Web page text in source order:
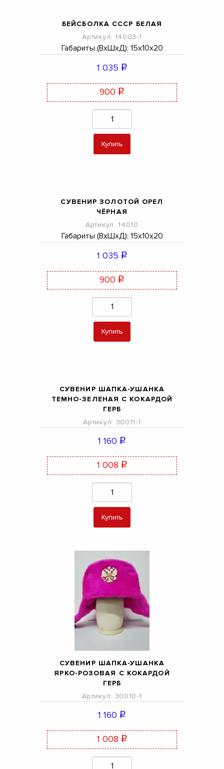
БЕЙСБОЛКА СССР БЕЛАЯ
Артикул: 14003-1
Габариты (ВхШхД): 15х10х20
1 035 q
900 q
Купить
СУВЕНИР ЗОЛОТОЙ ОРЕЛ
ЧЁРНАЯ
Артикул: 14010
Габариты (ВхШхД): 15х10х20
1 035 q
900 q
Купить
СУВЕНИР ШАПКА-УШАНКА
ТЕМНО-ЗЕЛЕНАЯ С КОКАРДОЙ
ГЕРБ
Артикул: 30011-1
1 160 q
1 008 q
Купить
СУВЕНИР ШАПКА-УШАНКА
ЯРКО-РОЗОВАЯ С КОКАРДОЙ
ГЕРБ
Артикул: 30010-1
1 160 q
1 008 q